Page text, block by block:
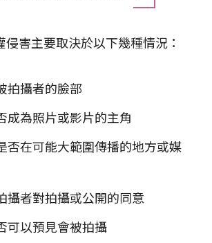
害主要取決於以下幾種情況：
拍攝者的臉部
成為照片或影片的主角
否在可能大範圍傳播的地方或媒
攝者對拍攝或公開的同意
可以預見會被拍攝